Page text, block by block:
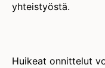
yhteistyöstä.
Huikeat onnittelut